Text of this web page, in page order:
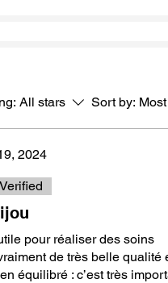
All stars Sort by:
2024
Verified
pour réaliser des soins
de très belle qualité
équilibré : c’est très